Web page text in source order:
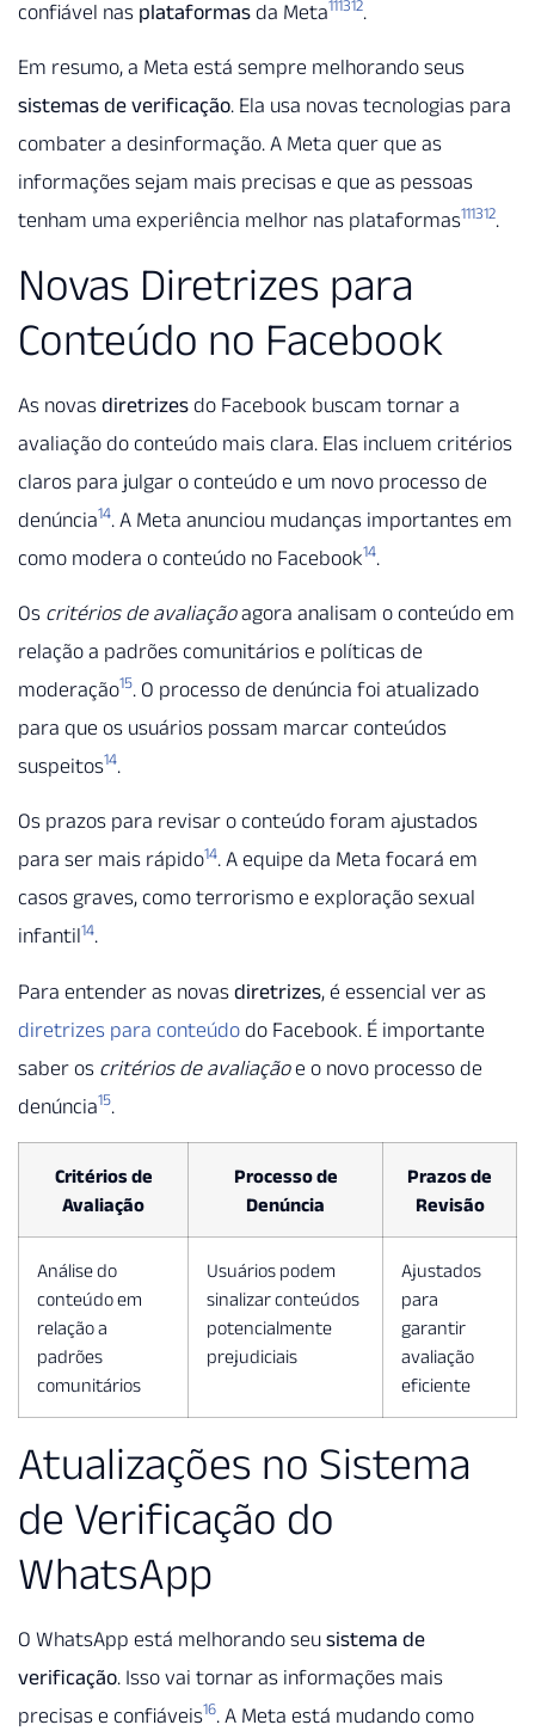
confiável nas plataformas da Meta111312.
Em resumo, a Meta está sempre melhorando seus
sistemas de verificação. Ela usa novas tecnologias para
combater a desinformação. A Meta quer que as
informações sejam mais precisas e que as pessoas
tenham uma experiência melhor nas plataformas111312.
Novas Diretrizes para
Conteúdo no Facebook
As novas diretrizes do Facebook buscam tornar a
avaliação do conteúdo mais clara. Elas incluem critérios
claros para julgar o conteúdo e um novo processo de
denúncia14. A Meta anunciou mudanças importantes em
como modera o conteúdo no Facebook14.
Os critérios de avaliaçãoagora analisam o conteúdo em
relação a padrões comunitários e políticas de
moderação15. O processo de denúncia foi atualizado
para que os usuários possam marcar conteúdos
suspeitos14.
Os prazos para revisar o conteúdo foram ajustados
para ser mais rápido14. A equipe da Meta focará em
casos graves, como terrorismo e exploração sexual
infantil14.
Para entender as novas diretrizes, é essencial ver as
diretrizes para conteúdo do Facebook. É importante
saber os critérios de avaliaçãoe o novo processo de
denúncia15.
Critérios de
Avaliação
Processo de
Denúncia
Prazos de
Revisão
Análise do
conteúdo em
relação a
padrões
comunitários
Usuários podem
sinalizar conteúdos
potencialmente
prejudiciais
Ajustados
para
garantir
avaliação
eficiente
Atualizações no Sistema
de Verificação do
WhatsApp
O WhatsApp está melhorando seu sistema de
verificação. Isso vai tornar as informações mais
precisas e confiáveis16. A Meta está mudando como